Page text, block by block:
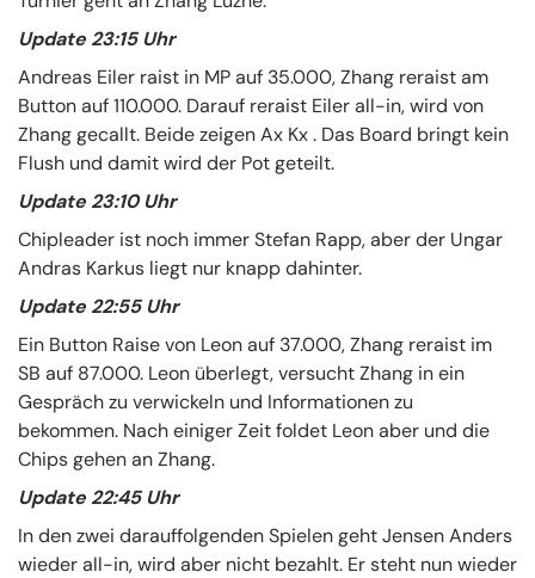
Update 23:15 Uhr
Andreas Eiler raist in MP auf 35.000, Zhang reraist am
Button auf 110.000. Darauf reraist Eiler all-in, wird von
Zhang gecallt. Beide zeigen Ax Kx . Das Board bringt kein
Flush und damit wird der Pot geteilt.
Update 23:10 Uhr
Chipleader ist noch immer Stefan Rapp, aber der Ungar
Andras Karkus liegt nur knapp dahinter.
Update 22:55 Uhr
Ein Button Raise von Leon auf 37.000, Zhang reraist im
SB auf 87.000. Leon überlegt, versucht Zhang in ein
Gespräch zu verwickeln und Informationen zu
bekommen. Nach einiger Zeit foldet Leon aber und die
Chips gehen an Zhang.
Update 22:45 Uhr
In den zwei darauffolgenden Spielen geht Jensen Anders
wieder all-in, wird aber nicht bezahlt. Er steht nun wieder